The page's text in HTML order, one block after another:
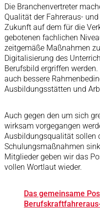
Die Branchenvertreter
Qualität der Fahreraus-
Zukunft auf dem für die
gebotenen fachlichen
zeitgemäße Maßnahmen
Digitalisierung des
Berufsbild ergriffen
auch bessere
Ausbildungsstätten und
Auch gegen den um sich
wirksam vorgegangen
Ausbildungsqualität sollen
Schulungsmaßnahmen
Mitglieder geben wir das
vollen Wortlaut wieder.
Das gemeinsame